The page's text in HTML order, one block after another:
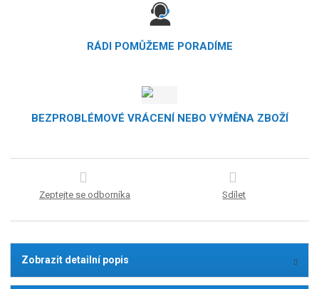
RÁDI POMŮŽEME PORADÍME
BEZPROBLÉMOVÉ VRÁCENÍ NEBO VÝMĚNA ZBOŽÍ
Zeptejte se odborníka Sdílet
Zobrazit detailní popis